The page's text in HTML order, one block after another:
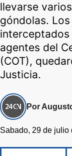
llevarse
góndolas.
agentes del
(COT),
Justicia.
Por
Sabado, 29 de julio